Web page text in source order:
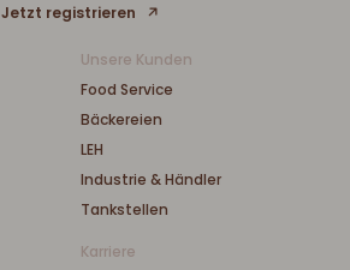
Jetzt registrieren
Unsere Kunden
Food Service
Bäckereien
LEH
Industrie & Händler
Tankstellen
Karriere